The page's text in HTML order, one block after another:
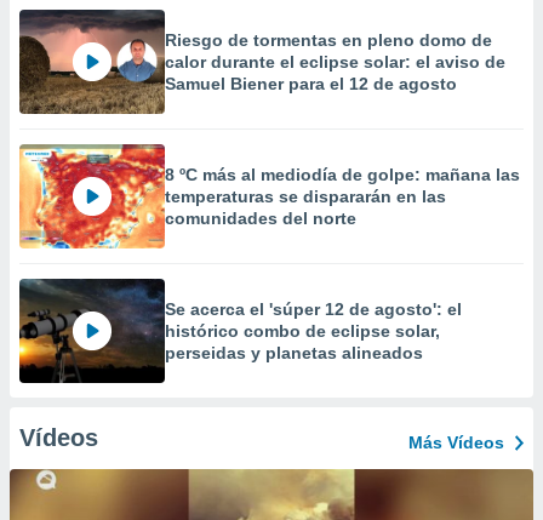
Riesgo de tormentas en pleno domo de
calor durante el eclipse solar: el aviso de
Samuel Biener para el 12 de agosto
8 ºC más al mediodía de golpe: mañana las
temperaturas se dispararán en las
comunidades del norte
Se acerca el 'súper 12 de agosto': el
histórico combo de eclipse solar,
perseidas y planetas alineados
Vídeos Más Vídeos